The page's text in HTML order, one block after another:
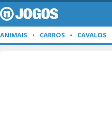
ANIMAIS CARROS CAVALOS